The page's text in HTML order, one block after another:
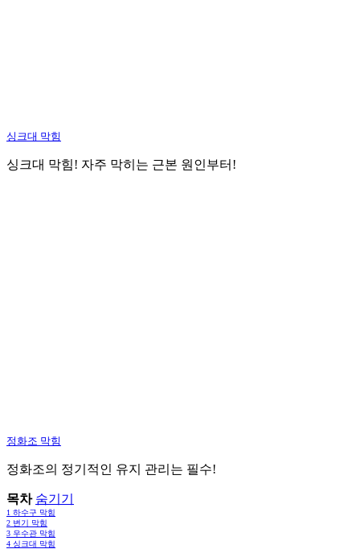
싱크대 막힘
싱크대 막힘! 자주 막히는 근본 원인부터!
정화조 막힘
정화조의 정기적인 유지 관리는 필수!
목차 숨기기
1 하수구 막힘
2 변기 막힘
3 우수관 막힘
4 싱크대 막힘